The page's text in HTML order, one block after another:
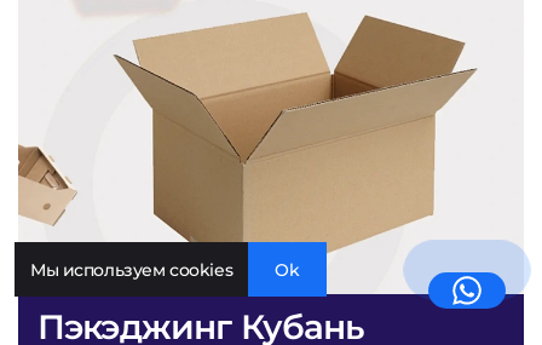
Пэкэджинг Кубань
Мы используем cookies Ok